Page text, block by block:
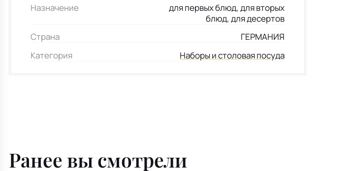
Назначение
для первых блюд, для вторых
блюд, для десертов
Страна
ГЕРМАНИЯ
Категория
Наборы и столовая посуда
Ранее вы смотрели